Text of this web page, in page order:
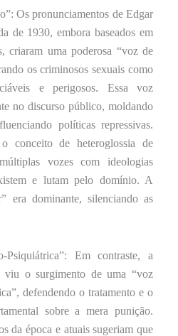
Os pronunciamentos de Edgar
de 1930, embora baseados em
criaram uma poderosa “voz de
os criminosos sexuais como
e perigosos. Essa voz
no discurso público, moldando
políticas repressivas.
conceito de heteroglossia de
vozes com ideologias
e lutam pelo domínio. A
era dominante, silenciando as
Em contraste, a
viu o surgimento de uma “voz
defendendo o tratamento e o
sobre a mera punição.
da época e atuais sugeriam que